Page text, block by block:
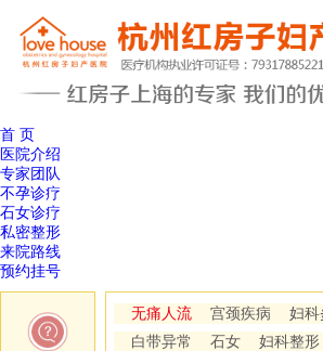
首 页
医院介绍
专家团队
不孕诊疗
石女诊疗
私密整形
来院路线
预约挂号
无痛人流 宫颈疾病 妇科
白带异常
石女 妇科整形